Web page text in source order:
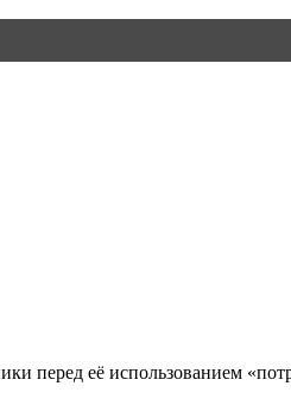
перед её использованием